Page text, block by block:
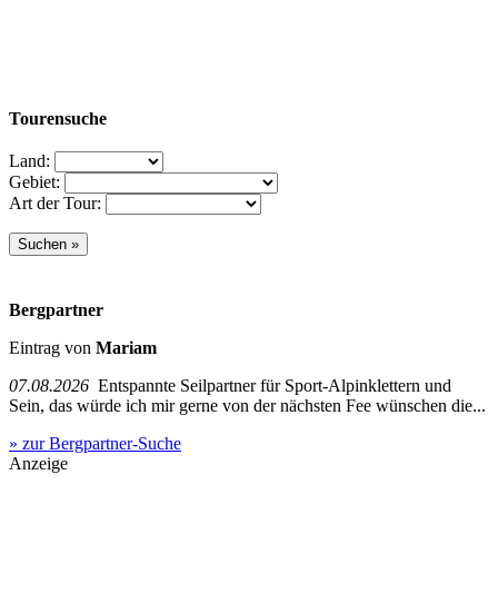
Tourensuche
Land:
Gebiet:
Art der Tour:
Bergpartner
Eintrag von Mariam
07.08.2026 Entspannte Seilpartner für Sport-Alpinklettern und
Sein, das würde ich mir gerne von der nächsten Fee wünschen die...
» zur Bergpartner-Suche
Anzeige